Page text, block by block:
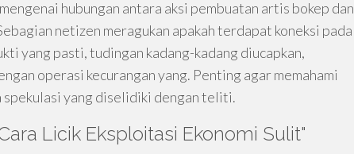
hubungan antara aksi pembuatan artis bokep dan
netizen meragukan apakah terdapat koneksi pada
yang pasti, tudingan kadang-kadang diucapkan,
operasi kecurangan yang. Penting agar memahami
spekulasi yang diselidiki dengan teliti.
Licik Eksploitasi Ekonomi Sulit"